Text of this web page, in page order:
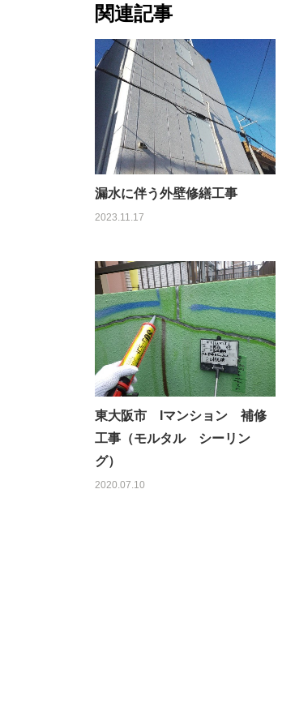
関連記事
漏水に伴う外壁修繕工事
2023.11.17
東大阪市 Iマンション 補修
工事（モルタル シーリン
グ）
2020.07.10